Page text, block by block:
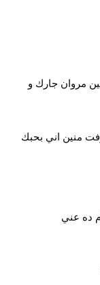
مروان جارك و
منين اني بحبك
ده عني